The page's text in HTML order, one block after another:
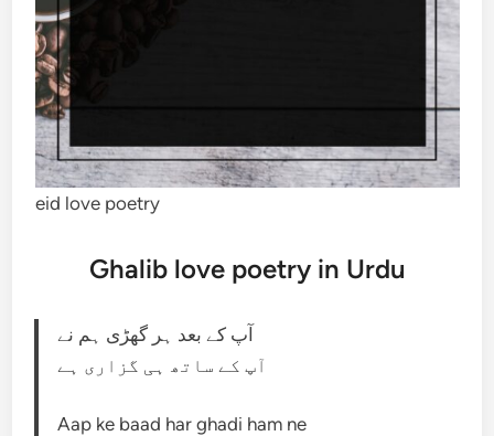
eid love poetry
Ghalib love poetry in Urdu
آپ کے بعد ہر گھڑی ہم نے
آپ کے ساتھ ہی گزاری ہے
Aap ke baad har ghadi ham ne